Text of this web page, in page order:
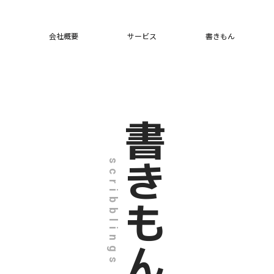
会社概要 サービス 書きもん
書きもん
scribblings